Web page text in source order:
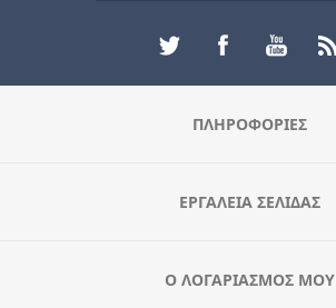
ΠΛΗΡΟΦΟΡΊΕΣ
ΕΡΓΑΛΕΊΑ ΣΕΛΊΔΑΣ
Ο ΛΟΓΑΡΙΑΣΜΌΣ ΜΟΥ